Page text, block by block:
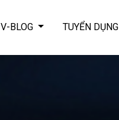
V-BLOG TUYỂN DỤNG